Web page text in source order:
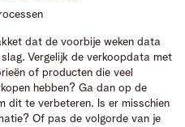
dat de voorbije weken data
Vergelijk de verkoopdata met
of producten die veel
hebben? Ga dan op de
dit te verbeteren. Is er misschien
Of pas de volgorde van je